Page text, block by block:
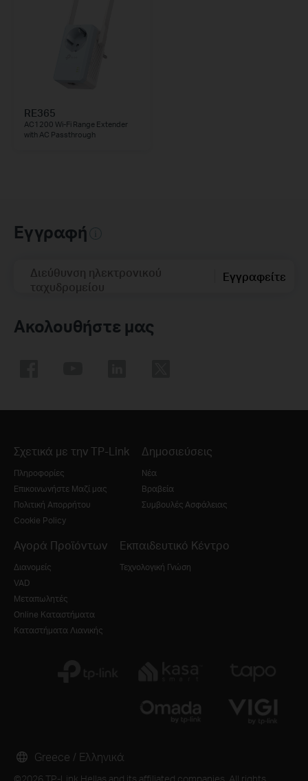
RE365
AC1200 Wi-Fi Range Extender
with AC Passthrough
Εγγραφή
Διεύθυνση ηλεκτρονικού
ταχυδρομείου
Εγγραφείτε
Ακολουθήστε μας
Σχετικά με την TP-Link
Πληροφορίες
Επικοινωνήστε Μαζί μας
Πολιτική Απορρήτου
Cookie Policy
Δημοσιεύσεις
Νέα
Βραβεία
Συμβουλές Ασφάλειας
Αγορά Προϊόντων
Διανομείς
VAD
Μεταπωλητές
Online Καταστήματα
Καταστήματα Λιανικής
Εκπαιδευτικό Κέντρο
Τεχνολογική Γνώση
©2026 TP-Link Hellas and its affiliated companies. All rights
Greece / Ελληνικά